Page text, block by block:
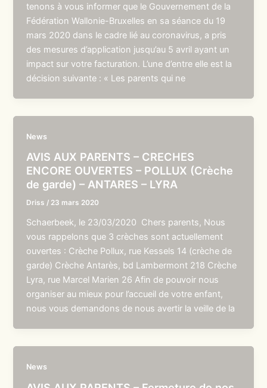
tenons à vous informer que le Gouvernement de la
Fédération Wallonie-Bruxelles en sa séance du 19
mars 2020 dans le cadre lié au coronavirus, a pris
des mesures d’application jusqu’au 5 avril ayant un
impact sur votre facturation. L’une d’entre elle est la
décision suivante : « Les parents qui ne
News
AVIS AUX PARENTS – CRECHES
ENCORE OUVERTES – POLLUX (Crèche
de garde) – ANTARES – LYRA
Driss / 23 mars 2020
Schaerbeek, le 23/03/2020 Chers parents, Nous
vous rappelons que 3 crèches sont actuellement
ouvertes : Crèche Pollux, rue Kessels 14 (crèche de
garde) Crèche Antarès, bd Lambermont 218 Crèche
Lyra, rue Marcel Marien 26 Afin de pouvoir nous
organiser au mieux pour l’accueil de votre enfant,
nous vous demandons de nous avertir la veille de la
News